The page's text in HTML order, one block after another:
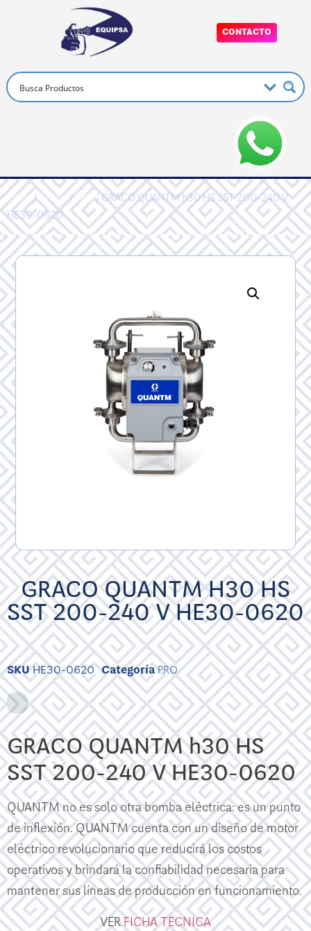
CONTACTO
Inicio/Graco/PRO/ GRACO QUANTM h30 HS SST 200-240 V
HE30-0620
GRACO QUANTM H30 HS
SST 200-240 V HE30-0620
SKUHE30-0620 CategoríaPRO
GRACO QUANTM h30 HS
SST 200-240 V HE30-0620
QUANTM no es solo otra bomba eléctrica: es un punto
de inflexión. QUANTM cuenta con un diseño de motor
eléctrico revolucionario que reducirá los costos
operativos y brindará la confiabilidad necesaria para
mantener sus líneas de producción en funcionamiento.
VERFICHA TECNICA